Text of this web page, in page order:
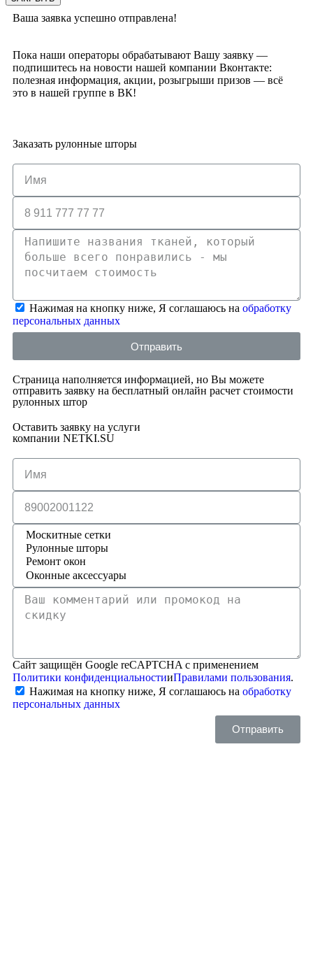
Ваша заявка успешно отправлена!
Пока наши операторы обрабатывают Вашу заявку —
подпишитесь на новости нашей компании Вконтакте:
полезная информация, акции, розыгрыши призов — всё
это в нашей группе в ВК!
Заказать рулонные шторы
Нажимая на кнопку ниже, Я соглашаюсь на обработку
персональных данных
Отправить
Страница наполняется информацией, но Вы можете
отправить заявку на бесплатный онлайн расчет стоимости
рулонных штор
Оставить заявку на услуги
компании NETKI.SU
Сайт защищён Google reCAPTCHA с применением
Политики конфиденциальностииПравилами пользования.
Нажимая на кнопку ниже, Я соглашаюсь на обработку
персональных данных
Отправить